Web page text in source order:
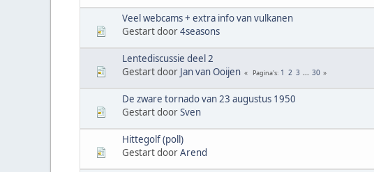
Veel webcams + extra info van vulkanen
Gestart door4seasons
Lentediscussie deel 2
Gestart door Jan van Ooijen Pagina's 1 2 3 ... 30
De zware tornado van 23 augustus 1950
Gestart doorSven
Hittegolf (poll)
Gestart doorArend